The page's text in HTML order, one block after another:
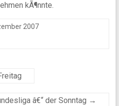
kÃ¶nnte.
2007
â€“ der Sonntag →